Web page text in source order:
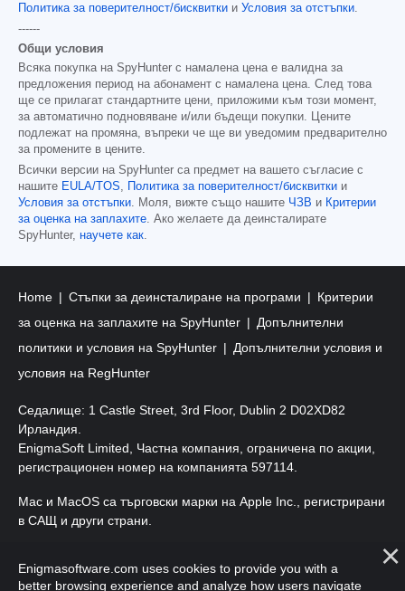
Политика за поверителност/бисквитки и Условия за отстъпки.
------
Общи условия
Всяка покупка на SpyHunter с намалена цена е валидна за
предложения период на абонамент с намалена цена. След това
ще се прилагат стандартните цени, приложими към този момент,
за автоматично подновяване и/или бъдещи покупки. Цените
подлежат на промяна, въпреки че ще ви уведомим предварително
за промените в цените.
Всички версии на SpyHunter са предмет на вашето съгласие с
нашите EULA/TOS, Политика за поверителност/бисквитки и
Условия за отстъпки. Моля, вижте също нашите ЧЗВ и Критерии
за оценка на заплахите. Ако желаете да деинсталирате
SpyHunter, научете как.
Home Стъпки за деинсталиране на програми
Критерии
за оценка на заплахите на SpyHunter
Допълнителни
политики и условия на SpyHunter
Допълнителни условия и
условия на RegHunter
Седалище: 1 Castle Street, 3rd Floor, Dublin 2 D02XD82
Ирландия.
EnigmaSoft Limited, Частна компания, ограничена по акции,
регистрационен номер на компанията 597114.
Mac и MacOS са търговски марки на Apple Inc., регистрирани
в САЩ и други страни.
запазени.
Enigmasoftware.com uses cookies to provide you with a
better browsing experience and analyze how users navigate